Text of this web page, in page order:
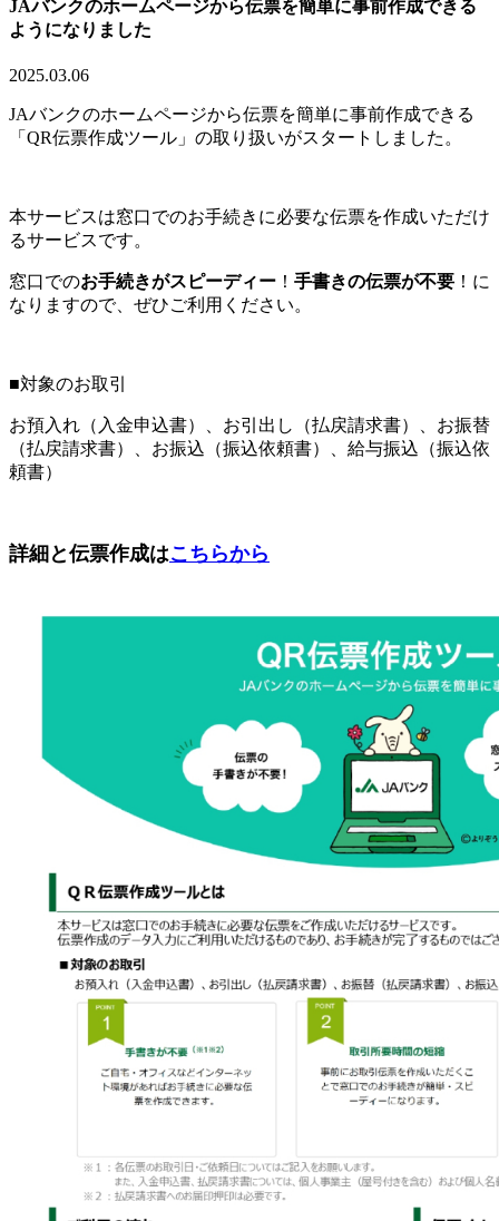
JAバンクのホームページから伝票を簡単に事前作成できる
ようになりました
2025.03.06
JAバンクのホームページから伝票を簡単に事前作成できる
「QR伝票作成ツール」の取り扱いがスタートしました。
本サービスは窓口でのお手続きに必要な伝票を作成いただけ
るサービスです。
窓口でのお手続きがスピーディー ！ 手書きの伝票が不要 ！に
なりますので、ぜひご利用ください。
■対象のお取引
お預入れ（入金申込書）、お引出し（払戻請求書）、お振替
（払戻請求書）、お振込（振込依頼書）、給与振込（振込依
頼書）
詳細と伝票作成はこちらから